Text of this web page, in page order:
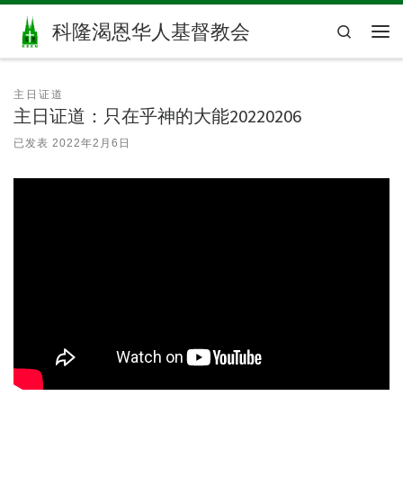
Skip to content
科隆渴恩华人基督教会
Search
主日证道
主日证道：只在乎神的大能20220206
已发表 2022年2月6日